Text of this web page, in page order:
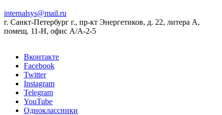
internalsys@mail.ru
г. Санкт-Петербург г., пр-кт Энергетиков, д. 22, литера А,
помещ. 11-Н, офис А/А-2-5
Вконтакте
Facebook
Twitter
Instagram
Telegram
YouTube
Одноклассники